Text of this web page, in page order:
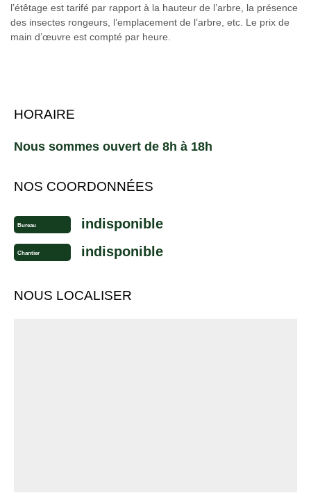
l’étêtage est tarifé par rapport à la hauteur de l’arbre, la présence
des insectes rongeurs, l’emplacement de l’arbre, etc. Le prix de
main d’œuvre est compté par heure.
HORAIRE
Nous sommes ouvert de 8h à 18h
NOS COORDONNÉES
Bureau indisponible
Chantier indisponible
NOUS LOCALISER